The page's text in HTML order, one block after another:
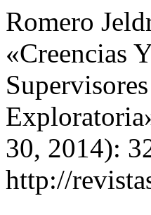
Romero
«Creencias
30, 2014):
http://